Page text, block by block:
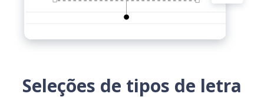
Seleções de tipos de letra